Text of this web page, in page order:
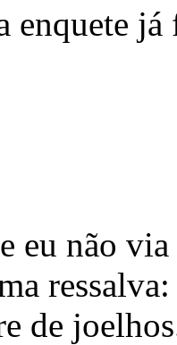
enquete
eu não
de